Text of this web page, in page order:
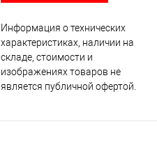
Информация о технических
характеристиках, наличии на
складе, стоимости и
изображениях товаров не
является публичной офертой.